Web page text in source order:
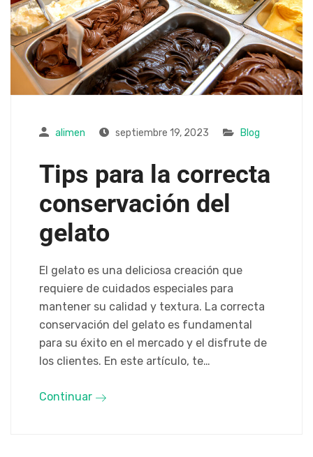
alimen septiembre 19, 2023 Blog
Tips para la correcta
conservación del
gelato
El gelato es una deliciosa creación que
requiere de cuidados especiales para
mantener su calidad y textura. La correcta
conservación del gelato es fundamental
para su éxito en el mercado y el disfrute de
los clientes. En este artículo, te…
Continuar